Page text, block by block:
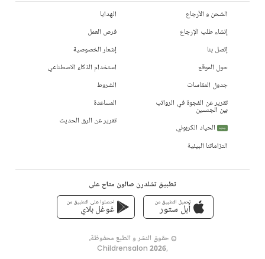
الشحن و الأرجاع
إنشاء طلب الإرجاع
إتصل بنا
حول الموقع
جدول المقاسات
تقرير عن الفجوة في الرواتب
بين الجنسين
جديد
الحياد الكربوني
التزاماتنا البيئية
الهدايا
فرص العمل
إشعار الخصوصية
استخدام الذكاء الاصطناعي
الشروط
المساعدة
تقرير عن الرق الحديث
تطبيق تشلدرن صالون متاح على
تحميل التطبيق من
أبل ستور
احصلوا على التطبيق من
غوغل بلاي
© حقوق النشر و الطبع محفوظة،
,
Childrensalon 2026